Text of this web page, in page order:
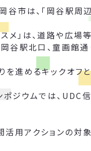
谷市は、「岡谷駅周
メ」は、道路や広
谷駅北口、童画館通
を進めるキックオフ
ポジウムでは、
用アクションの対